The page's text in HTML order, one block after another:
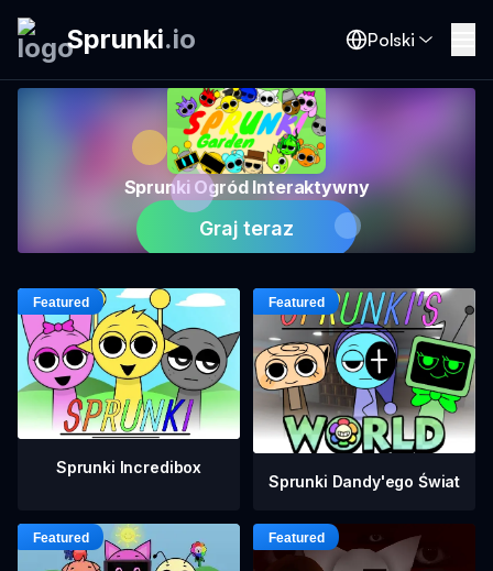
Sprunki.io Polski
Sprunki Ogród Interaktywny
Graj teraz
Sprunki Incredibox
Sprunki Dandy'ego Świat